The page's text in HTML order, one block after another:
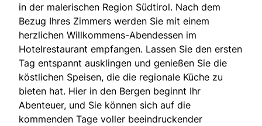
in der malerischen Region Südtirol. Nach dem
Bezug Ihres Zimmers werden Sie mit einem
herzlichen Willkommens-Abendessen im
Hotelrestaurant empfangen. Lassen Sie den ersten
Tag entspannt ausklingen und genießen Sie die
köstlichen Speisen, die die regionale Küche zu
bieten hat. Hier in den Bergen beginnt Ihr
Abenteuer, und Sie können sich auf die
kommenden Tage voller beeindruckender